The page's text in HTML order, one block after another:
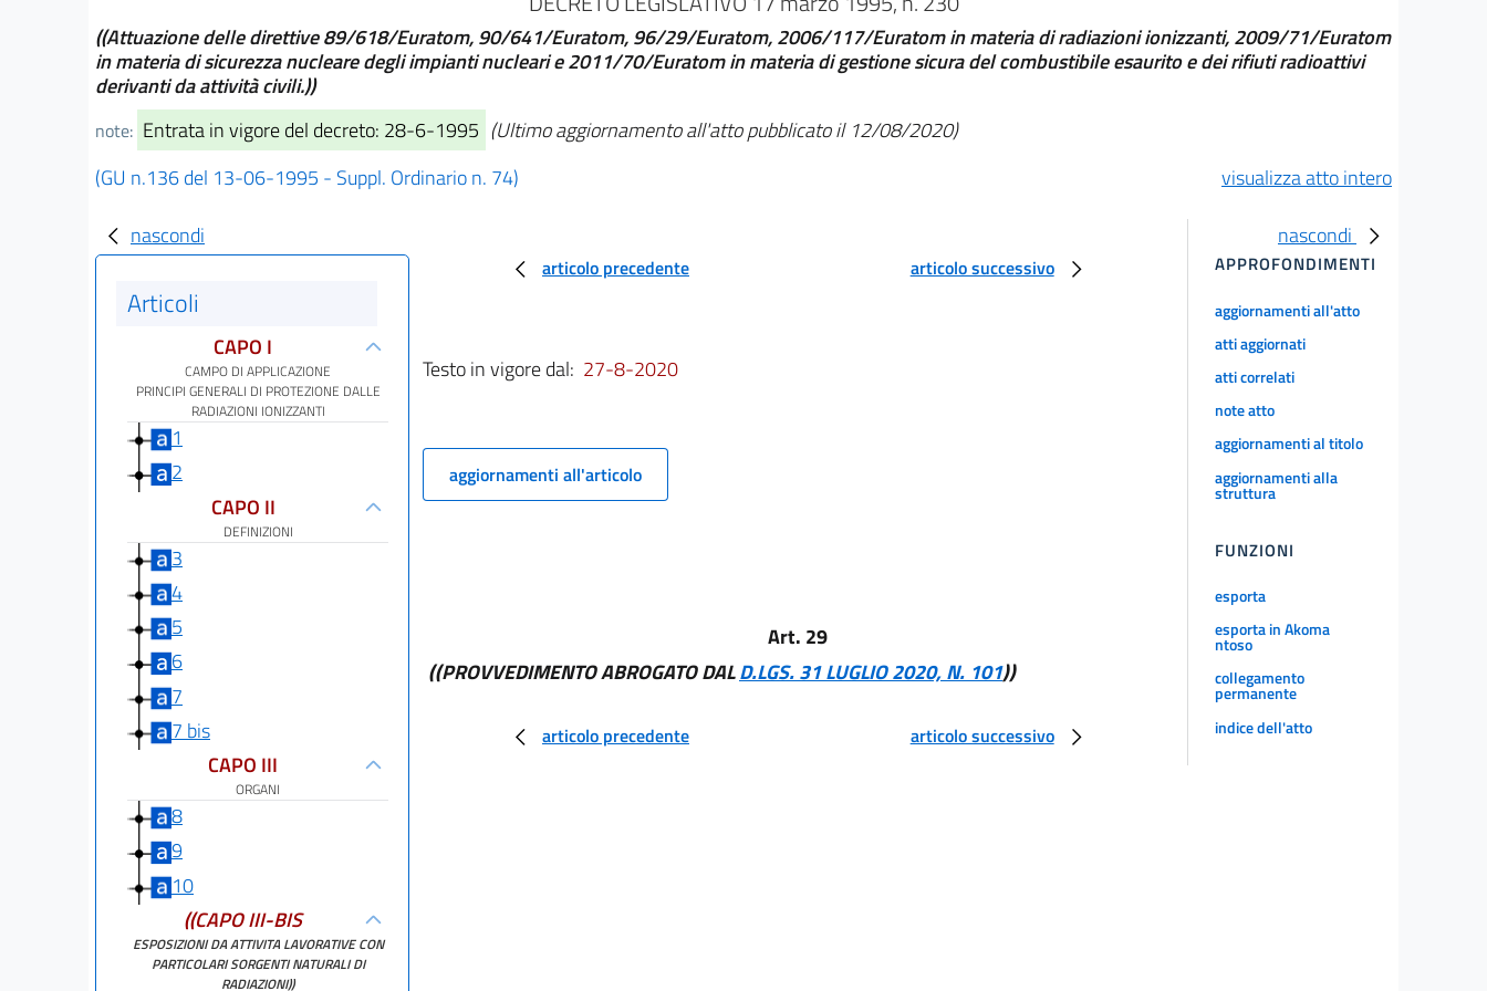
((Attuazione delle direttive 89/618/Euratom, 90/641/Euratom, 96/29/Euratom, 2006/117/Euratom in materia di radiazioni ionizzanti, 2009/71/Euratom
in materia di sicurezza nucleare degli impianti nucleari e 2011/70/Euratom in materia di gestione sicura del combustibile esaurito e dei rifiuti radioattivi
derivanti da attività civili.))
note: Entrata in vigore del decreto: 28-6-1995 (Ultimo aggiornamento all'atto pubblicato il 12/08/2020)
(GU n.136 del 13-06-1995 - Suppl. Ordinario n. 74)
visualizza atto intero
nascondi
Articoli
CAPO I
CAMPO DI APPLICAZIONE
PRINCIPI GENERALI DI PROTEZIONE DALLE
RADIAZIONI IONIZZANTI
1
2
CAPO II
DEFINIZIONI
3
4
5
6
7
7 bis
CAPO III
ORGANI
8
9
10
((CAPO III-BIS
ESPOSIZIONI DA ATTIVITA LAVORATIVE CON
PARTICOLARI SORGENTI NATURALI DI
RADIAZIONI))
articolo precedente articolo successivo
Testo in vigore dal: 27-8-2020
aggiornamenti all'articolo
Art. 29
((PROVVEDIMENTO ABROGATO DALD.LGS. 31 LUGLIO 2020, N. 101))
articolo precedente articolo successivo
nascondi
APPROFONDIMENTI
aggiornamenti all'atto
atti aggiornati
atti correlati
note atto
aggiornamenti al titolo
aggiornamenti alla
struttura
FUNZIONI
esporta
esporta in Akoma
ntoso
collegamento
permanente
indice dell'atto